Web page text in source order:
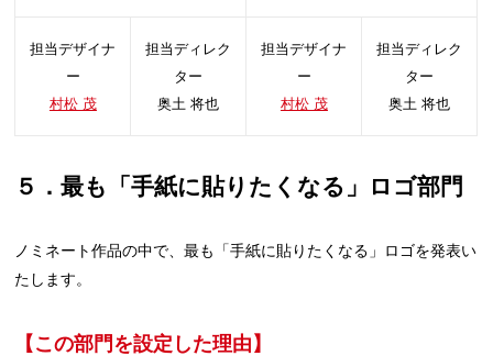
担当デザイナ
ー
村松 茂
担当ディレク
ター
奥土 将也
担当デザイナ
ー
村松 茂
担当ディレク
ター
奥土 将也
５．最も「手紙に貼りたくなる」ロゴ部門
ノミネート作品の中で、最も「手紙に貼りたくなる」ロゴを発表い
たします。
【この部門を設定した理由】